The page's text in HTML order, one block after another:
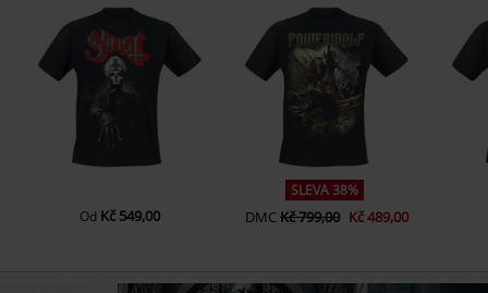
Let There Be Night
Od Kč 549,00
SLEVA 38%
DMCKč 799,00 Kč 489,00